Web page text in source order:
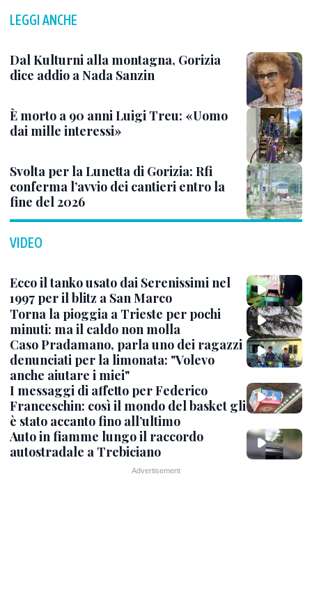
LEGGI ANCHE
Dal Kulturni alla montagna, Gorizia
dice addio a Nada Sanzin
È morto a 90 anni Luigi Treu: «Uomo
dai mille interessi»
Svolta per la Lunetta di Gorizia: Rfi
conferma l’avvio dei cantieri entro la
fine del 2026
VIDEO
Ecco il tanko usato dai Serenissimi nel
1997 per il blitz a San Marco
Torna la pioggia a Trieste per pochi
minuti: ma il caldo non molla
Caso Pradamano, parla uno dei ragazzi
denunciati per la limonata: "Volevo
anche aiutare i miei"
I messaggi di affetto per Federico
Franceschin: così il mondo del basket gli
è stato accanto fino all’ultimo
Auto in fiamme lungo il raccordo
autostradale a Trebiciano